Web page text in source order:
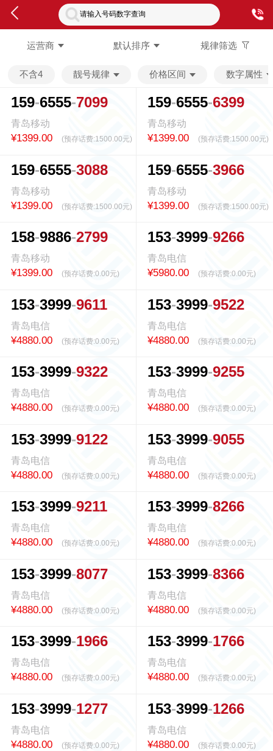
请输入号码数字查询
运营商 默认排序 规律筛选
不含4 靓号规律 价格区间 数字属性
159 6555 7099
青岛移动
¥1399.00 (预存话费:1500.00元)
159 6555 6399
青岛移动
¥1399.00 (预存话费:1500.00元)
159 6555 3088
青岛移动
¥1399.00 (预存话费:1500.00元)
159 6555 3966
青岛移动
¥1399.00 (预存话费:1500.00元)
158 9886 2799
青岛移动
¥1399.00 (预存话费:0.00元)
153 3999 9266
青岛电信
¥5980.00 (预存话费:0.00元)
153 3999 9611
青岛电信
¥4880.00 (预存话费:0.00元)
153 3999 9522
青岛电信
¥4880.00 (预存话费:0.00元)
153 3999 9322
青岛电信
¥4880.00 (预存话费:0.00元)
153 3999 9255
青岛电信
¥4880.00 (预存话费:0.00元)
153 3999 9122
青岛电信
¥4880.00 (预存话费:0.00元)
153 3999 9055
青岛电信
¥4880.00 (预存话费:0.00元)
153 3999 9211
青岛电信
¥4880.00 (预存话费:0.00元)
153 3999 8266
青岛电信
¥4880.00 (预存话费:0.00元)
153 3999 8077
青岛电信
¥4880.00 (预存话费:0.00元)
153 3999 8366
青岛电信
¥4880.00 (预存话费:0.00元)
153 3999 1966
青岛电信
¥4880.00 (预存话费:0.00元)
153 3999 1766
青岛电信
¥4880.00 (预存话费:0.00元)
153 3999 1277
青岛电信
¥4880.00 (预存话费:0.00元)
153 3999 1266
青岛电信
¥4880.00 (预存话费:0.00元)